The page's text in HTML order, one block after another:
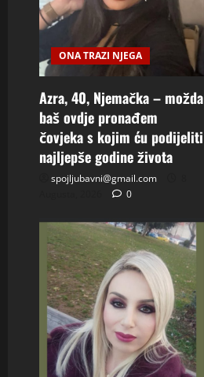
ONA TRAZI NJEGA
Azra, 40, Njemačka – možda
baš ovdje pronađem
čovjeka s kojim ću podijeliti
najljepše godine života
spojljubavni@gmail.com
0